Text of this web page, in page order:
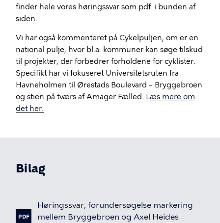
finder hele vores høringssvar som pdf. i bunden af
siden.
Vi har også kommenteret på Cykelpuljen, om er en
national pulje, hvor bl.a. kommuner kan søge tilskud
til projekter, der forbedrer forholdene for cyklister.
Specifikt har vi fokuseret Universitetsruten fra
Havneholmen til Ørestads Boulevard – Bryggebroen
og stien på tværs af Amager Fælled. Læs mere om
det her.
Bilag
PDF
Høringssvar, forundersøgelse markering
mellem Bryggebroen og Axel Heides